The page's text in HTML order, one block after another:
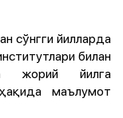
сўнгги йилларда
билан
жорий йилга
маълумот